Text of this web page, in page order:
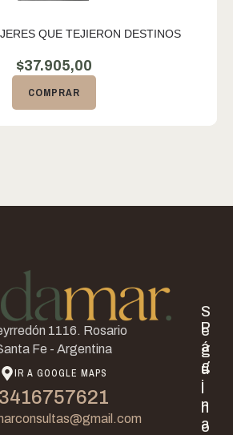
QUE TEJIERON DESTINOS
$37.905,00
COMPRAR
1116. Rosario
Fe - Argentina
IR A GOOGLE MAPS
3416757621
P
á
g
i
n
a
S
e
g
u
n
o